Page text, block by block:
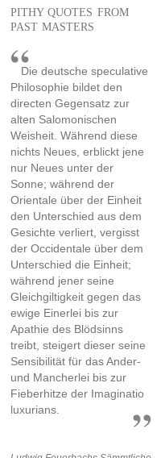
PITHY QUOTES FROM
PAST MASTERS
Die deutsche speculative
Philosophie bildet den
directen Gegensatz zur
alten Salomonischen
Weisheit. Während diese
nichts Neues, erblickt jene
nur Neues unter der
Sonne; während der
Orientale über der Einheit
den Unterschied aus dem
Gesichte verliert, vergisst
der Occidentale über dem
Unterschied die Einheit;
während jener seine
Gleichgiltigkeit gegen das
ewige Einerlei bis zur
Apathie des Blödsinns
treibt, steigert dieser seine
Sensibilität für das Ander-
und Mancherlei bis zur
Fieberhitze der Imaginatio
luxurians.